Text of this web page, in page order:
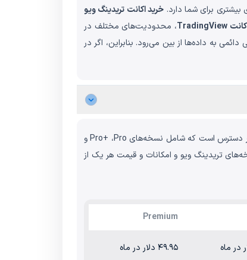
بیشتری برای شما دارد. خرید اکانت تریدینگ ویو
TradingView، محدودیت‌های مختلف در
به داده‌ها از بین می‌رود. بنابراین، اگر در
تریدینگ ویو دارای 4 نسخه و درنتیجه، چهار سطح قیمت‌گذاری است. علاوه بر نسخه Basic که رایگان است، سه نسخه دیگر از این برنامه در دسترس است که شامل نسخه‌های Pro+ ،Pro و
تریدینگ ویو و امکانات و قیمت هر یک از
Premium
۴۹.۹۵ دلار در ماه